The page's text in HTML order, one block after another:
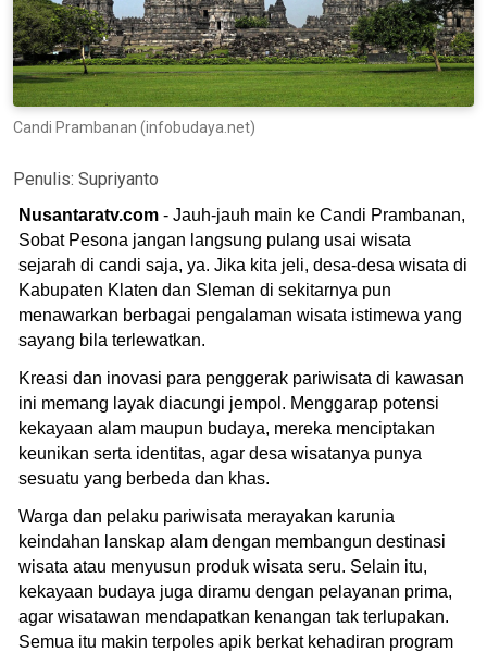
Candi Prambanan (infobudaya.net)
Penulis: Supriyanto
Nusantaratv.com - Jauh-jauh main ke Candi Prambanan,
Sobat Pesona jangan langsung pulang usai wisata
sejarah di candi saja, ya. Jika kita jeli, desa-desa wisata di
Kabupaten Klaten dan Sleman di sekitarnya pun
menawarkan berbagai pengalaman wisata istimewa yang
sayang bila terlewatkan.
Kreasi dan inovasi para penggerak pariwisata di kawasan
ini memang layak diacungi jempol. Menggarap potensi
kekayaan alam maupun budaya, mereka menciptakan
keunikan serta identitas, agar desa wisatanya punya
sesuatu yang berbeda dan khas.
Warga dan pelaku pariwisata merayakan karunia
keindahan lanskap alam dengan membangun destinasi
wisata atau menyusun produk wisata seru. Selain itu,
kekayaan budaya juga diramu dengan pelayanan prima,
agar wisatawan mendapatkan kenangan tak terlupakan.
Semua itu makin terpoles apik berkat kehadiran program